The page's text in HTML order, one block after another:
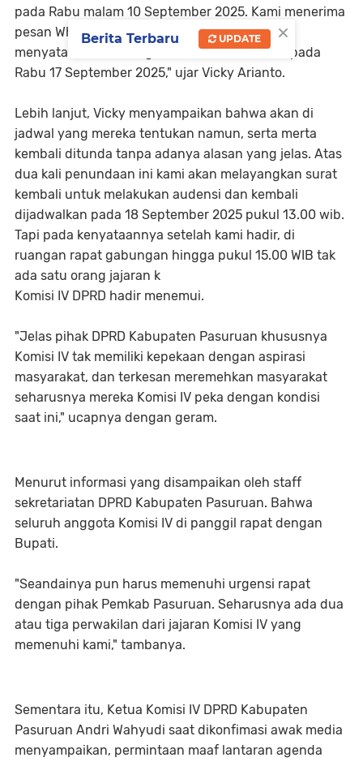
pada Rabu malam 10 September 2025. Kami menerima
pesan Whatsapp dari seketariatan DPRD yang
menyatakan bahwa agenda audensi ditunda pada
Rabu 17 September 2025," ujar Vicky Arianto.
Lebih lanjut, Vicky menyampaikan bahwa akan di
jadwal yang mereka tentukan namun, serta merta
kembali ditunda tanpa adanya alasan yang jelas. Atas
dua kali penundaan ini kami akan melayangkan surat
kembali untuk melakukan audensi dan kembali
dijadwalkan pada 18 September 2025 pukul 13.00 wib.
Tapi pada kenyataannya setelah kami hadir, di
ruangan rapat gabungan hingga pukul 15.00 WIB tak
ada satu orang jajaran k
Komisi IV DPRD hadir menemui.
"Jelas pihak DPRD Kabupaten Pasuruan khususnya
Komisi IV tak memiliki kepekaan dengan aspirasi
masyarakat, dan terkesan meremehkan masyarakat
seharusnya mereka Komisi IV peka dengan kondisi
saat ini," ucapnya dengan geram.
Menurut informasi yang disampaikan oleh staff
sekretariatan DPRD Kabupaten Pasuruan. Bahwa
seluruh anggota Komisi IV di panggil rapat dengan
Bupati.
"Seandainya pun harus memenuhi urgensi rapat
dengan pihak Pemkab Pasuruan. Seharusnya ada dua
atau tiga perwakilan dari jajaran Komisi IV yang
memenuhi kami," tambanya.
Sementara itu, Ketua Komisi IV DPRD Kabupaten
Pasuruan Andri Wahyudi saat dikonfimasi awak media
menyampaikan, permintaan maaf lantaran agenda
×
Berita Terbaru UPDATE